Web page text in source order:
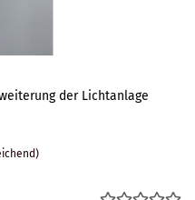
der Lichtanlage